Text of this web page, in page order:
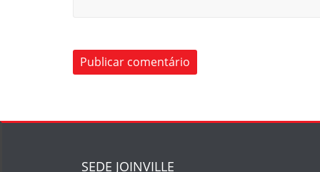
SEDE JOINVILLE